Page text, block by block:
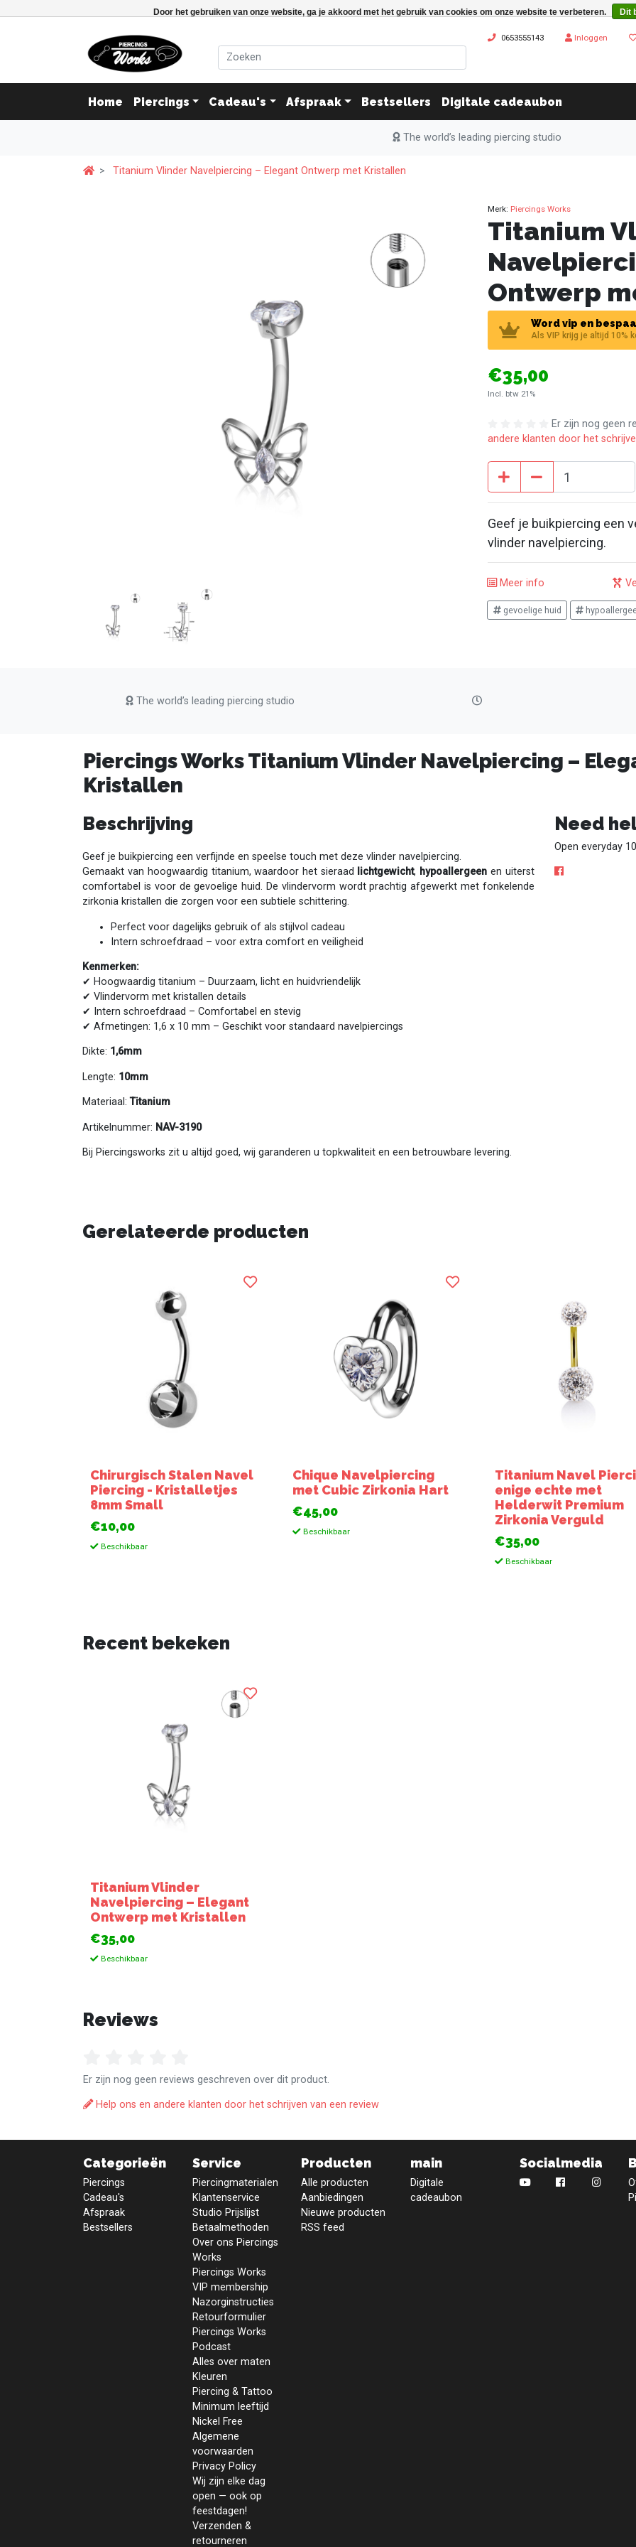
Door het gebruiken van onze website, ga je akkoord met het gebruik van cookies om onze website te verbeteren. Dit
0653555143 Inloggen
Home Piercings Cadeau's Afspraak Bestsellers Digitale cadeaubon
The world’s leading piercing studio
Titanium Vlinder Navelpiercing – Elegant Ontwerp met Kristallen
Merk: Piercings Works
Titanium
Ontwerp
Word vip en
Als VIP krijg je altijd 10%
€35,00
Incl. btw 21%
Er zijn nog geen
andere klanten door het
Geef je buikpiercing een
vlinder navelpiercing.
Meer info
gevoelige huid
The world’s leading piercing studio
Piercings Works Titanium Vlinder Navelpiercing –
Kristallen
Beschrijving
Geef je buikpiercing een verfijnde en speelse touch met deze vlinder navelpiercing.
Gemaakt van hoogwaardig titanium, waardoor het sieraad
lichtgewicht, hypoallergeen en uiterst
comfortabel is voor de gevoelige huid. De vlindervorm wordt prachtig afgewerkt met fonkelende
zirkonia kristallen die zorgen voor een subtiele schittering.
Perfect voor dagelijks gebruik of als stijlvol cadeau
Intern schroefdraad – voor extra comfort en veiligheid
Kenmerken:
✔ Hoogwaardig titanium – Duurzaam, licht en huidvriendelijk
✔ Vlindervorm met kristallen details
✔ Intern schroefdraad – Comfortabel en stevig
✔ Afmetingen: 1,6 x 10 mm – Geschikt voor standaard navelpiercings
Dikte: 1,6mm
Lengte: 10mm
Materiaal:Titanium
Artikelnummer: NAV-3190
Bij Piercingsworks zit u altijd goed, wij garanderen u topkwaliteit en een betrouwbare levering.
Need
Open everyday
Gerelateerde producten
Chirurgisch Stalen Navel
Piercing - Kristalletjes
8mm Small
€10,00
Beschikbaar
Chique Navelpiercing
met Cubic Zirkonia Hart
€45,00
Beschikbaar
Titanium Navel
enige echte met
Helderwit Premium
Zirkonia Verguld
€35,00
Beschikbaar
Recent bekeken
Titanium Vlinder
Navelpiercing – Elegant
Ontwerp met Kristallen
€35,00
Beschikbaar
Reviews
Er zijn nog geen reviews geschreven over dit product.
Help ons en andere klanten door het schrijven van een review
Categorieën
Piercings
Cadeau's
Afspraak
Bestsellers
Service
Piercingmaterialen
Klantenservice
Studio Prijslijst
Betaalmethoden
Over ons Piercings
Works
Piercings Works
VIP membership
Nazorginstructies
Retourformulier
Piercings Works
Podcast
Alles over maten
Kleuren
Piercing & Tattoo
Minimum leeftijd
Nickel Free
Algemene
voorwaarden
Privacy Policy
Wij zijn elke dag
open — ook op
feestdagen!
Verzenden &
retourneren
Producten
Alle producten
Aanbiedingen
Nieuwe producten
RSS feed
main
Digitale
cadeaubon
Socialmedia